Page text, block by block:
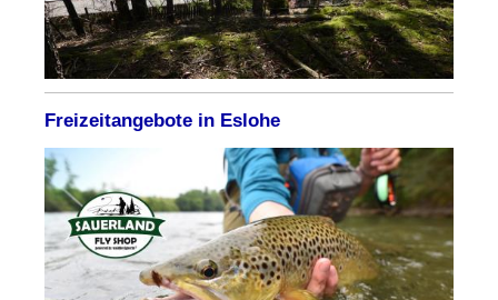
Freizeitangebote in Eslohe